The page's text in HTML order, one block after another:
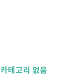
카테고리 없음